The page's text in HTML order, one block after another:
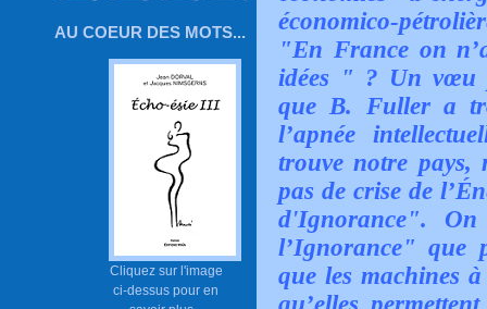
AU COEUR DES MOTS...
Cliquez sur l'image
ci-dessus pour en
économico-
"En France on
idées " ? Un vœu
que B. Fuller a
l’apnée
trouve notre
pas de crise de
d'Ignorance".
l’Ignorance" que
que les machines